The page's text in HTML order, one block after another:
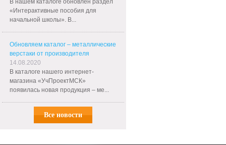
В нашем каталоге обновлен раздел
«Интерактивные пособия для
начальной школы». В...
Обновляем каталог – металлические
верстаки от производителя
14.08.2020
В каталоге нашего интернет-
магазина «УчПроектМСК»
появилась новая продукция – ме...
Все новости